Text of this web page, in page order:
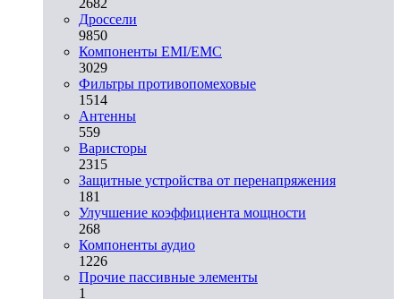
Дроссели
9850
Компоненты EMI/EMC
3029
Фильтры противопомеховые
1514
Антенны
559
Варисторы
2315
Защитные устройства от перенапряжения
181
Улучшение коэффициента мощности
268
Компоненты аудио
1226
Прочие пассивные элементы
1